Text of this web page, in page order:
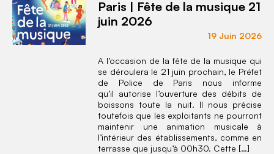
Paris | Fête de la musique 21
juin 2026
19 Juin 2026
A l’occasion de la fête de la musique qui
se déroulera le 21 juin prochain, le Préfet
de Police de Paris nous informe
qu’il autorise l’ouverture des débits de
boissons toute la nuit. Il nous précise
toutefois que les exploitants ne pourront
maintenir une animation musicale à
l’intérieur des établissements, comme en
terrasse que jusqu’à 00h30. Cette […]